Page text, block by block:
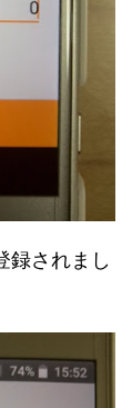
録されまし